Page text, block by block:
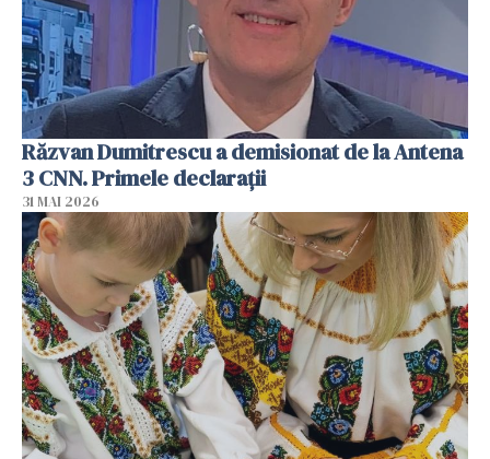
Răzvan Dumitrescu a demisionat de la Antena
3 CNN. Primele declarații
31 MAI 2026